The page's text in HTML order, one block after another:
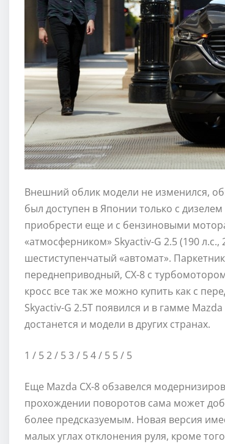
Внешний облик модели не изменился,
был доступен в Японии только с
приобрести еще и с бензиновыми
«атмосферником» Skyactiv-G 2.5 (190
шестиступенчатый «автомат».
переднеприводный, CX-8 с
кросс все так же можно купить как с
Skyactiv-G 2.5T появился и в гамме
достанется и модели в других странах.
1 / 52/ 53 / 54/ 5 5/ 5
Еще Mazda CX-8 обзавелся
прохождении поворотов сама может
более предсказуемым. Новая версия
малых углах отклонения руля, кроме